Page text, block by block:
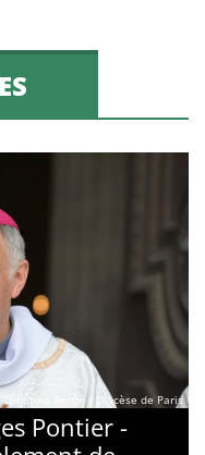
Bertin / Diocèse de Paris
Pontier -